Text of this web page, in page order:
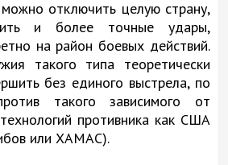
можно отключить целую страну,
и более точные удары,
на район боевых действий.
такого типа теоретически
без единого выстрела, по
такого зависимого от
противника как США
или ХАМАС).